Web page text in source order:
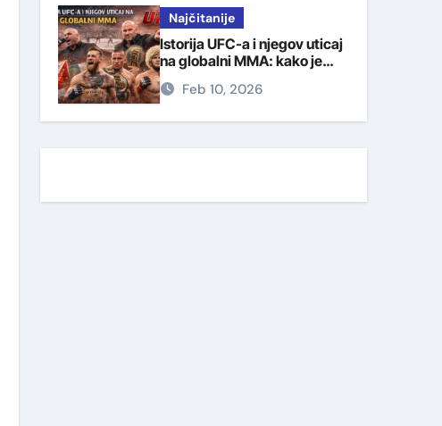
Najčitanije
Istorija UFC-a i njegov uticaj
na globalni MMA: kako je
jedan turnir promenio
borilački svet
Feb 10, 2026